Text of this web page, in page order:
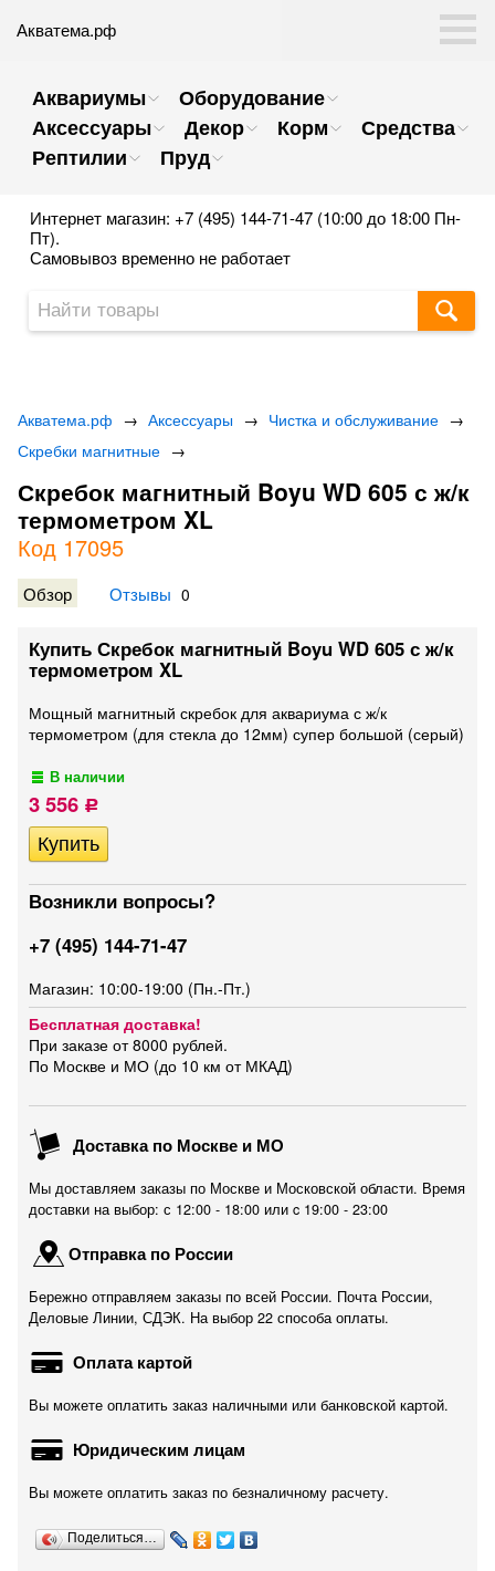
Акватема.рф
Аквариумы
Оборудование
Аксессуары
Декор Корм
Средства
Рептилии
Пруд
Интернет магазин: +7 (495) 144-71-47 (10:00 до 18:00 Пн-
Пт).
Самовывоз временно не работает
Акватема.рф → Аксессуары → Чистка и обслуживание →
Скребки магнитные →
Скребок магнитный Boyu WD 605 с ж/к
термометром XL
Код 17095
Обзор Отзывы 0
Купить Скребок магнитный Boyu WD 605 с ж/к
термометром XL
Мощный магнитный скребок для аквариума с ж/к
термометром (для стекла до 12мм) супер большой (серый)
В наличии
3 556 Р
Возникли вопросы?
+7 (495) 144-71-47
Магазин: 10:00-19:00 (Пн.-Пт.)
Бесплатная доставка!
При заказе от 8000 рублей.
По Москве и МО (до 10 км от МКАД)
Доставка по Москве и МО
Мы доставляем заказы по Москве и Московской области. Время
доставки на выбор: с 12:00 - 18:00 или c 19:00 - 23:00
Отправка по России
Бережно отправляем заказы по всей России. Почта России,
Деловые Линии, СДЭК. На выбор 22 способа оплаты.
Оплата картой
Вы можете оплатить заказ наличными или банковской картой.
Юридическим лицам
Вы можете оплатить заказ по безналичному расчету.
Поделиться…